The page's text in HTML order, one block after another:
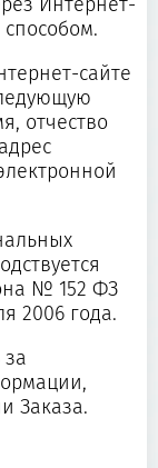
сайте
отчество
№ 152 ФЗ
2006 года.
за
Заказа.